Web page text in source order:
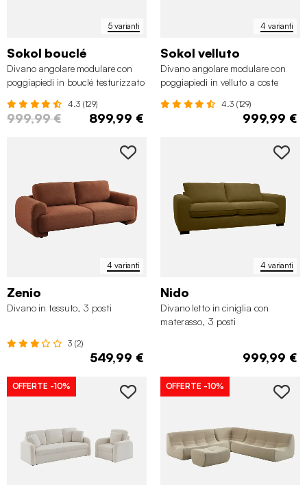
5 varianti
Sokol bouclé
Divano angolare modulare con
poggiapiedi in bouclé testurizzato
4.3 (129)
999,99 € 899,99 €
4 varianti
Sokol velluto
Divano angolare modulare con
poggiapiedi in velluto a coste
4.3 (129)
999,99 €
4 varianti
Zenio
Divano in tessuto, 3 posti
3 (2)
549,99 €
4 varianti
Nido
Divano letto in ciniglia con
materasso, 3 posti
999,99 €
OFFERTE -10% OFFERTE -10%